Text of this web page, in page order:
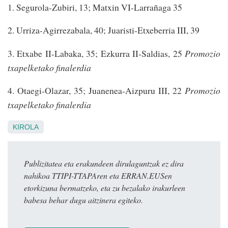
1. Segurola-Zubiri, 13; Matxin VI-Larrañaga 35
2. Urriza-Agirrezabala, 40; Juaristi-Etxeberria III, 39
3. Etxabe II-Labaka, 35; Ezkurra II-Saldias, 25 Promozio
txapelketako finalerdia
4. Otaegi-Olazar, 35; Juanenea-Aizpuru III, 22 Promozio
txapelketako finalerdia
KIROLA
Publizitatea eta erakundeen dirulaguntzak ez dira
nahikoa TTIPI-TTAPAren eta ERRAN.EUSen
etorkizuna bermatzeko, eta zu bezalako irakurleen
babesa behar dugu aitzinera egiteko.